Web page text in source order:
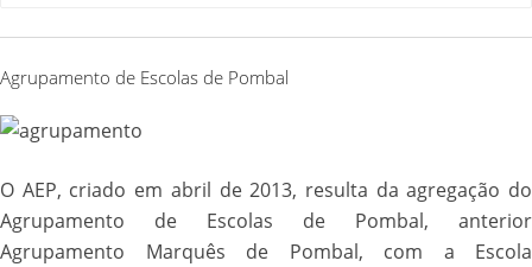
Agrupamento de Escolas de Pombal
O AEP, criado em abril de 2013, resulta da agregação do
Agrupamento de Escolas de Pombal, anterior
Agrupamento Marquês de Pombal, com a Escola